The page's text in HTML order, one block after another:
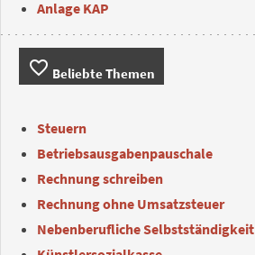
Anlage KAP
favorite_border Beliebte Themen
Steuern
Betriebsausgabenpauschale
Rechnung schreiben
Rechnung ohne Umsatzsteuer
Nebenberufliche Selbstständigkeit